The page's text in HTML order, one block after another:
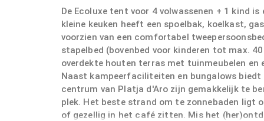
De Ecoluxe tent voor 4 volwassenen + 1 kind
kleine keuken heeft een spoelbak, koelkast,
voorzien van een comfortabel
stapelbed (bovenbed voor kinderen tot max.
overdekte houten terras met tuinmeubelen
Naast kampeerfaciliteiten en bungalows
centrum van Platja d'Aro zijn gemakkelijk te
plek. Het beste strand om te zonnebaden ligt
of gezellig in het café zitten. Mis het